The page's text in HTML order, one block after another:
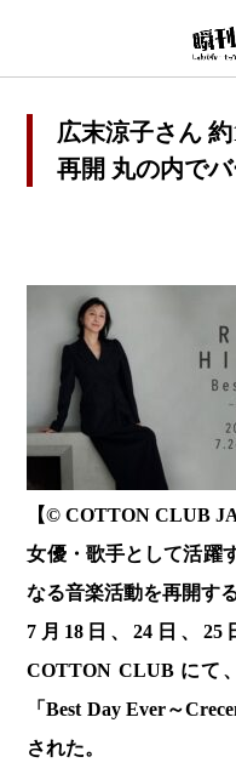
広末涼子さん
再開 丸の内で
【© COTTON CLUB
女優・歌手として活躍
なる音楽活動を再開する
7月18日、24日、
COTTON CLUB にて
「Best Day Ever～
された。